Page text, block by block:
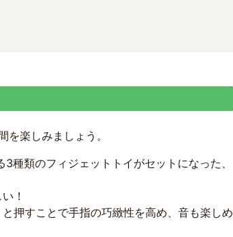
楽しみましょう。
種類のフィジェットトイがセットになった、
！
押すことで手指の巧緻性を高め、音も楽しめ